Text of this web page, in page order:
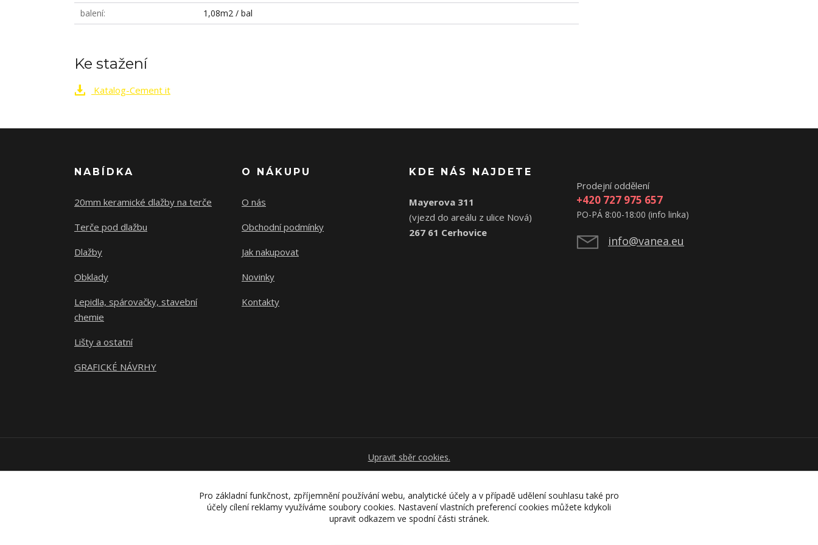
balení
1,08m2 / bal
Ke stažení
Katalog-Cement it
NABÍDKA
20mm keramické dlažby na terče
Terče pod dlažbu
Dlažby
Obklady
Lepidla, spárovačky, stavební
chemie
Lišty a ostatní
GRAFICKÉ NÁVRHY
O NÁKUPU
O nás
Obchodní podmínky
Jak nakupovat
Novinky
Kontakty
KDE NÁS NAJDETE
Mayerova 311
(vjezd do areálu z ulice Nová)
267 61 Cerhovice
Prodejní oddělení
+420 727 975 657
PO-PÁ 8:00-18:00 (info linka)
info@vanea.eu
Upravit sběr cookies.
Vytvořeno na Eshop-rychle.cz
Pro základní funkčnost, zpříjemnění používání webu, analytické účely a v případě udělení souhlasu také pro
účely cílení reklamy využíváme soubory cookies. Nastavení vlastních preferencí cookies můžete kdykoli
upravit odkazem ve spodní části stránek.